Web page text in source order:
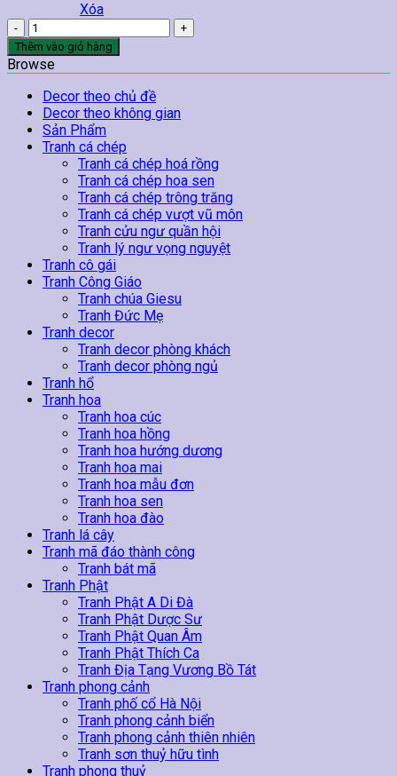
Xóa
Tranh
Hoa
Cúc
Treo
Tường
28
số
lượng
Thêm vào giỏ hàng
Browse
Decor theo chủ đề
Decor theo không gian
Sản Phẩm
Tranh cá chép
Tranh cá chép hoá rồng
Tranh cá chép hoa sen
Tranh cá chép trông trăng
Tranh cá chép vượt vũ môn
Tranh cửu ngư quần hội
Tranh lý ngư vọng nguyệt
Tranh cô gái
Tranh Công Giáo
Tranh chúa Giesu
Tranh Đức Mẹ
Tranh decor
Tranh decor phòng khách
Tranh decor phòng ngủ
Tranh hổ
Tranh hoa
Tranh hoa cúc
Tranh hoa hồng
Tranh hoa hướng dương
Tranh hoa mai
Tranh hoa mẫu đơn
Tranh hoa sen
Tranh hoa đào
Tranh lá cây
Tranh mã đáo thành công
Tranh bát mã
Tranh Phật
Tranh Phật A Di Đà
Tranh Phật Dược Sư
Tranh Phật Quan Âm
Tranh Phật Thích Ca
Tranh Địa Tạng Vương Bồ Tát
Tranh phong cảnh
Tranh phố cổ Hà Nội
Tranh phong cảnh biển
Tranh phong cảnh thiên nhiên
Tranh sơn thuỷ hữu tình
Tranh phong thuỷ